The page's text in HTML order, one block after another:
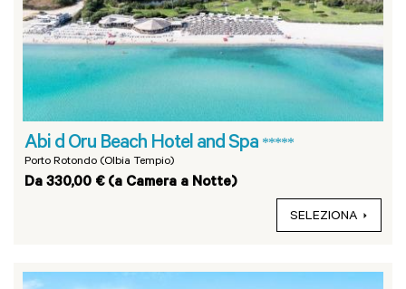
Abi d Oru Beach Hotel and Spa *****
Porto Rotondo (Olbia Tempio)
Da 330,00 € (a Camera a Notte)
SELEZIONA